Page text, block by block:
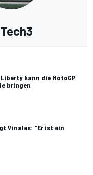
kann die MotoGP
bringen
Vinales: "Er ist ein